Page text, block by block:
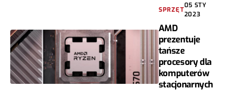
SPRZĘT
05 STY
2023
AMD
prezentuje
tańsze
procesory dla
komputerów
stacjonarnych